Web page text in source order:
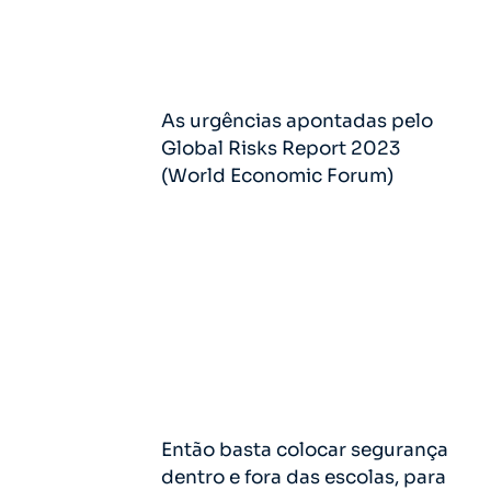
As urgências apontadas pelo
Global Risks Report 2023
(World Economic Forum)
Então basta colocar segurança
dentro e fora das escolas, para